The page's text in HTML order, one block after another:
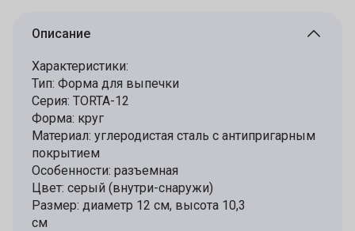
Описание
Характеристики:
Тип: Форма для выпечки
Серия: TORTA-12
Форма: круг
Материал: углеродистая сталь с антипригарным
покрытием
Особенности: разъемная
Цвет: серый (внутри-снаружи)
Размер: диаметр 12 см, высота 10,3
см